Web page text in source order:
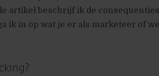
artikel beschrijf ik de consequenties
ik in op wat je er als marketeer of